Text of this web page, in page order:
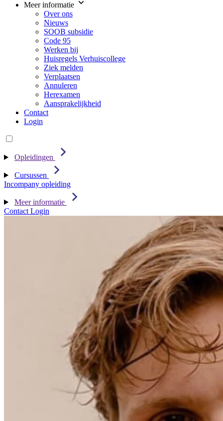
Meer informatie
Over ons
Nieuws
SOOB subsidie
Code 95
Werken bij
Huisregels Verhuiscollege
Ziek melden
Verplaatsen
Annuleren
Herexamen
Aansprakelijkheid
Contact
Login
Opleidingen
Cursussen
Incompany opleiding
Meer informatie
Contact Login